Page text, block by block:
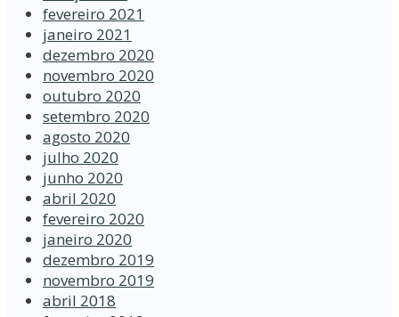
fevereiro 2021
janeiro 2021
dezembro 2020
novembro 2020
outubro 2020
setembro 2020
agosto 2020
julho 2020
junho 2020
abril 2020
fevereiro 2020
janeiro 2020
dezembro 2019
novembro 2019
abril 2018